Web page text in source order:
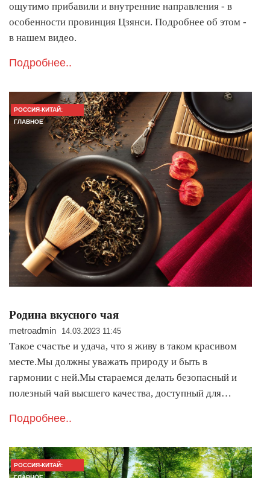
ощутимо прибавили и внутренние направления - в
особенности провинция Цзянси. Подробнее об этом -
в нашем видео.
Подробнее..
РОССИЯ-КИТАЙ:
ГЛАВНОЕ
Родина вкусного чая
metroadmin 14.03.2023 11:45
Такое счастье и удача, что я живу в таком красивом
месте.Мы должны уважать природу и быть в
гармонии с ней.Мы стараемся делать безопасный и
полезный чай высшего качества, доступный для…
Подробнее..
РОССИЯ-КИТАЙ: